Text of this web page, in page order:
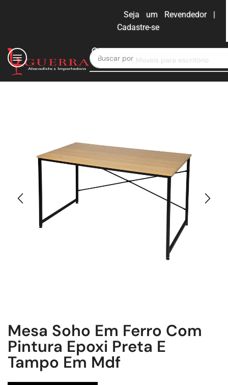
Seja um Revendedor |
Cadastre-se
Buscar por Moveis para escritório
Mesa Soho Em Ferro Com
Pintura Epoxi Preta E
Tampo Em Mdf